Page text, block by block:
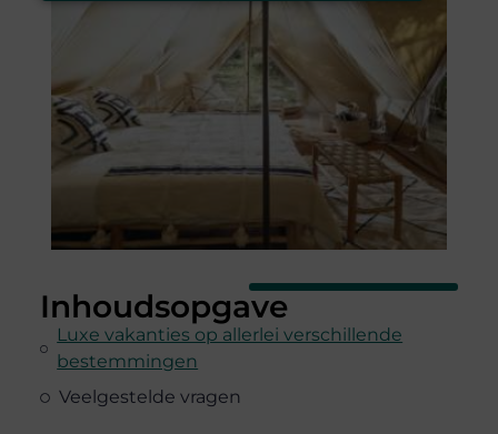
Inhoudsopgave
Luxe vakanties op allerlei verschillende
bestemmingen
Veelgestelde vragen